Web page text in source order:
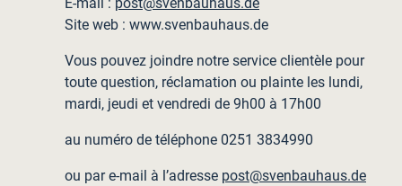
E-mail : post@svenbauhaus.de
Site web : www.svenbauhaus.de
Vous pouvez joindre notre service clientèle pour
toute question, réclamation ou plainte les lundi,
mardi, jeudi et vendredi de 9h00 à 17h00
au numéro de téléphone 0251 3834990
ou par e-mail à l’adresse post@svenbauhaus.de